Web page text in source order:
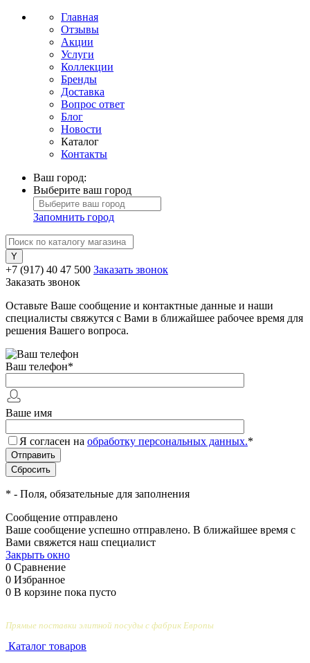
Главная
Отзывы
Акции
Услуги
Коллекции
Бренды
Доставка
Вопрос ответ
Блог
Новости
Каталог
Контакты
Ваш город:
Выберите ваш город
Запомнить город
+7 (917) 40 47 500 Заказать звонок
Заказать звонок
Оставьте Ваше сообщение и контактные данные и наши
специалисты свяжутся с Вами в ближайшее рабочее время для
решения Вашего вопроса.
Ваш телефон*
Ваше имя
Я согласен на обработку персональных данных.*
* - Поля, обязательные для заполнения
Сообщение отправлено
Ваше сообщение успешно отправлено. В ближайшее время с
Вами свяжется наш специалист
Закрыть окно
0 Сравнение
0 Избранное
0 В корзине пока пусто
Прямые поставки элитной посуды с фабрик Европы
Каталог товаров